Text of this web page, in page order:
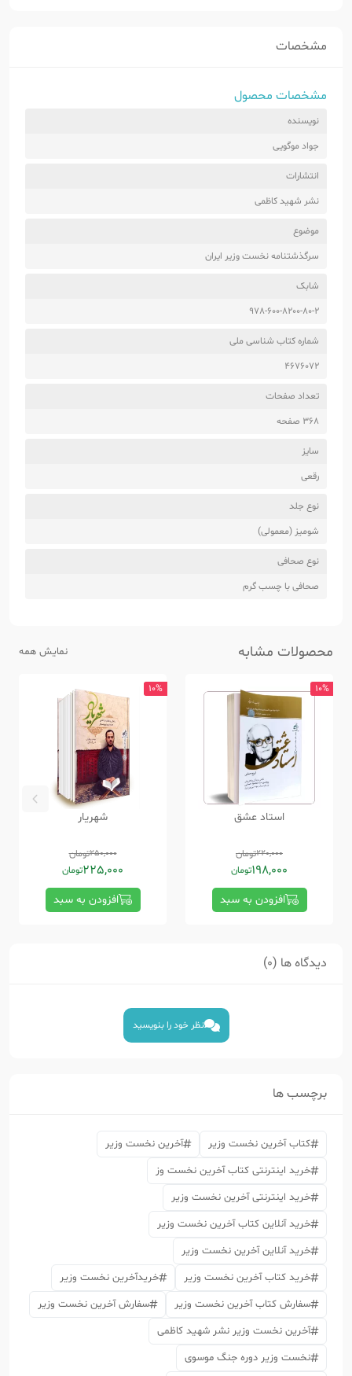
مشخصات
مشخصات محصول
نویسنده
جواد موگویی
انتشارات
نشر شهید کاظمی
موضوع
سرگذشتنامه نخست وزیر ایران
شابک
978-600-8200-80-2
شماره کتاب شناسی ملی
4676072
تعداد صفحات
368 صفحه
سایز
رقعی
نوع جلد
شومیز (معمولی)
نوع صحافی
صحافی با چسب گرم
محصولات مشابه نمایش همه
10%
استاد عشق
220,000تومان
198,000تومان
افزودن به سبد
10%
شهریار
250,000تومان
225,000تومان
افزودن به سبد
دیدگاه ها (0)
نظر خود را بنویسید
برچسب ها
کتاب آخرین نخست وزیر
آخرین نخست وزیر
خرید اینترنتی کتاب آخرین نخست وز
خرید اینترنتی آخرین نخست وزیر
خرید آنلاین کتاب آخرین نخست وزیر
خرید آنلاین آخرین نخست وزیر
خرید کتاب آخرین نخست وزیر
خریدآخرین نخست وزیر
سفارش کتاب آخرین نخست وزیر
سفارش آخرین نخست وزیر
آخرین نخست وزیر نشر شهید کاظمی
نخست وزیر دوره جنگ موسوی